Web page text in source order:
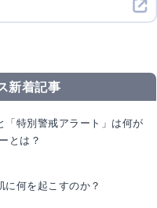
新着記事
「特別警戒アラート」は何が
とは？
に何を起こすのか？